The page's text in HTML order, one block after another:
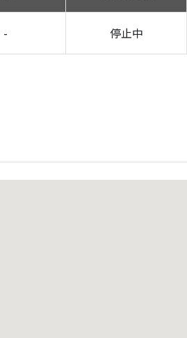
- 停止中